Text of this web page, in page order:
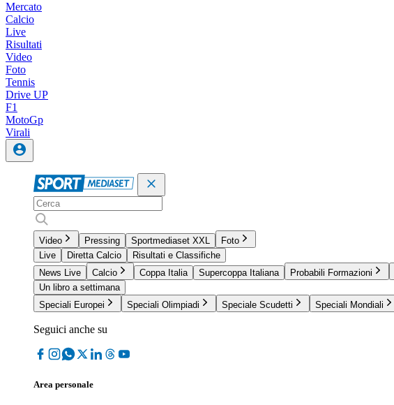
Mercato
Calcio
Live
Risultati
Video
Foto
Tennis
Drive UP
F1
MotoGp
Virali
Video Pressing Sportmediaset XXL
Foto
Live
Diretta Calcio
Risultati e Classifiche
News Live
Calcio Coppa Italia Supercoppa Italiana Probabili Formazioni
Un libro a settimana
Speciali Europei
Speciali Olimpiadi Speciale Scudetti Speciali Mondiali
Seguici anche su
Area personale